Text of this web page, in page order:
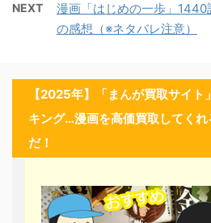
NEXT
漫画「はじめの一歩」1440
の感想（※ネタバレ注意）
【2025年】「まんが買取サイト
キング…漫画を高価買取してく
だ！